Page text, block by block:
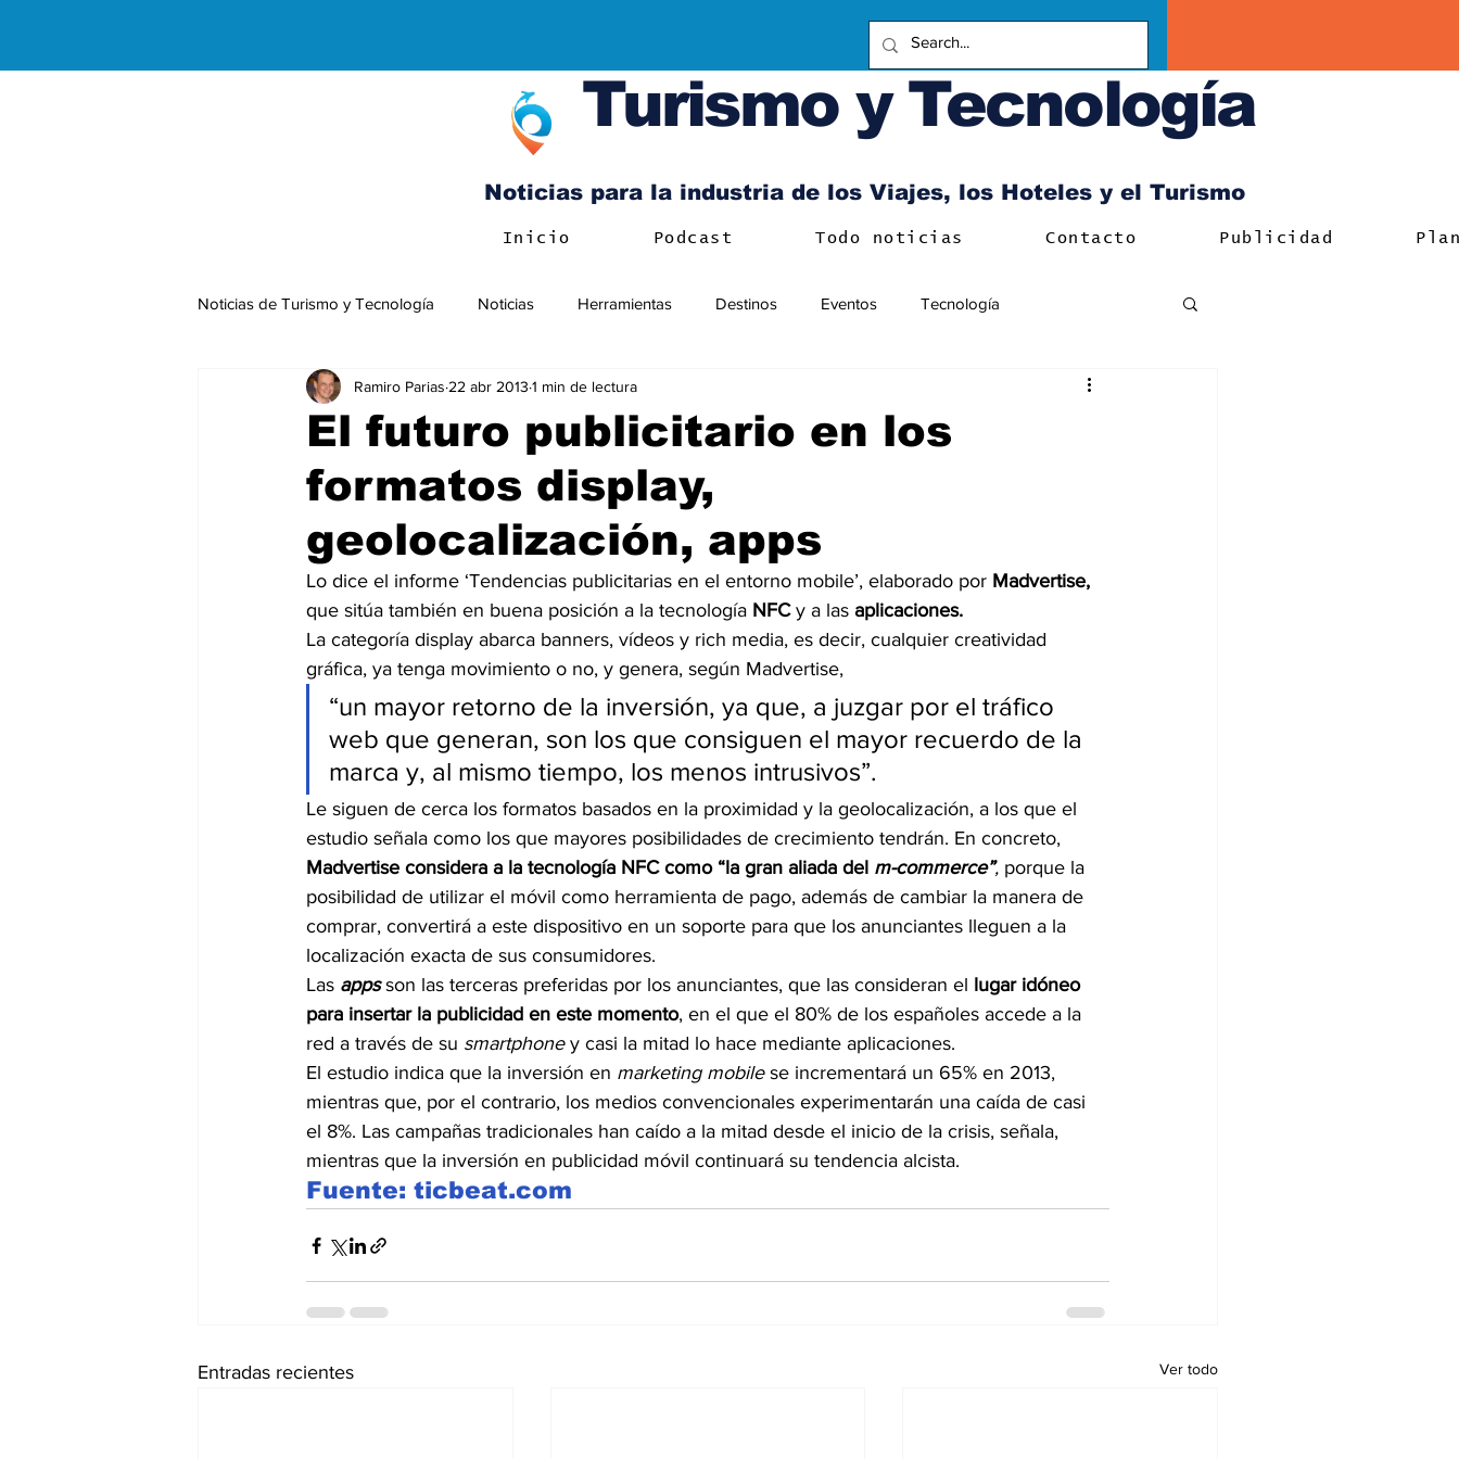
Turismo y Tecnología
Noticias para la industria de los Viajes, los Hoteles y el Turismo
Inicio Podcast Todo noticias Contacto Publicidad
Noticias de Turismo y Tecnología Noticias Herramientas Destinos Eventos Tecnología
Negocios Internacionales
El futuro publicitario en los
formatos display,
geolocalización, apps
Ramiro Parias 22 abr 2013 1 min de lectura
Lo dice el informe ‘Tendencias publicitarias en el entorno mobile’, elaborado por Madvertise,
que sitúa también en buena posición a la tecnología NFC y a las aplicaciones.
La categoría display abarca banners, vídeos y rich media, es decir, cualquier creatividad
gráfica, ya tenga movimiento o no, y genera, según Madvertise,
“un mayor retorno de la inversión, ya que, a juzgar por el tráfico
web que generan, son los que consiguen el mayor recuerdo de la
marca y, al mismo tiempo, los menos intrusivos”.
Le siguen de cerca los formatos basados en la proximidad y la geolocalización, a los que el
estudio señala como los que mayores posibilidades de crecimiento tendrán. En concreto,
Madvertise considera a la tecnología NFC como “la gran aliada del m-commerce”, porque la
posibilidad de utilizar el móvil como herramienta de pago, además de cambiar la manera de
comprar, convertirá a este dispositivo en un soporte para que los anunciantes lleguen a la
localización exacta de sus consumidores.
Las apps son las terceras preferidas por los anunciantes, que las consideran el lugar idóneo
para insertar la publicidad en este momento, en el que el 80% de los españoles accede a la
red a través de su smartphone y casi la mitad lo hace mediante aplicaciones.
El estudio indica que la inversión en marketing mobile se incrementará un 65% en 2013,
mientras que, por el contrario, los medios convencionales experimentarán una caída de casi
el 8%. Las campañas tradicionales han caído a la mitad desde el inicio de la crisis, señala,
mientras que la inversión en publicidad móvil continuará su tendencia alcista.
Fuente: ticbeat.com
Entradas recientes Ver todo